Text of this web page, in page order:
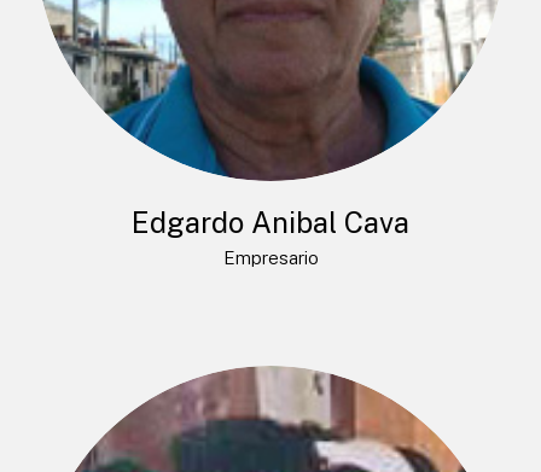
Edgardo Anibal Cava
Empresario